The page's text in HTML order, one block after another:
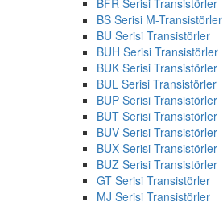
BS Serisi M-Transistörler
BU Serisi Transistörler
BUH Serisi Transistörler
BUK Serisi Transistörler
BUL Serisi Transistörler
BUP Serisi Transistörler
BUT Serisi Transistörler
BUV Serisi Transistörler
BUX Serisi Transistörler
BUZ Serisi Transistörler
GT Serisi Transistörler
MJ Serisi Transistörler